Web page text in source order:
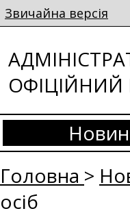
Звичайна версія
ОФІЦІЙНИЙ
Головна >
осіб